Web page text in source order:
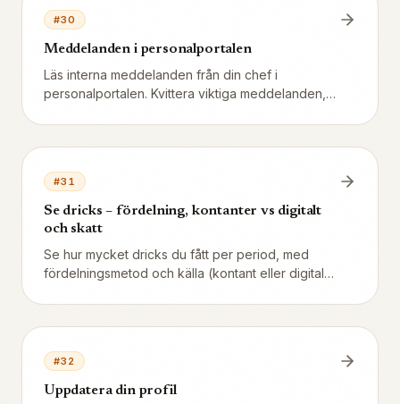
#30
Meddelanden i personalportalen
Läs interna meddelanden från din chef i
personalportalen. Kvittera viktiga meddelanden,
#31
Se dricks – fördelning, kontanter vs digitalt
och skatt
Se hur mycket dricks du fått per period, med
fördelningsmetod och källa (kontant eller digital
lönespecifikation.
#32
Uppdatera din profil